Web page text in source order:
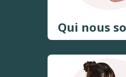
Qui nous